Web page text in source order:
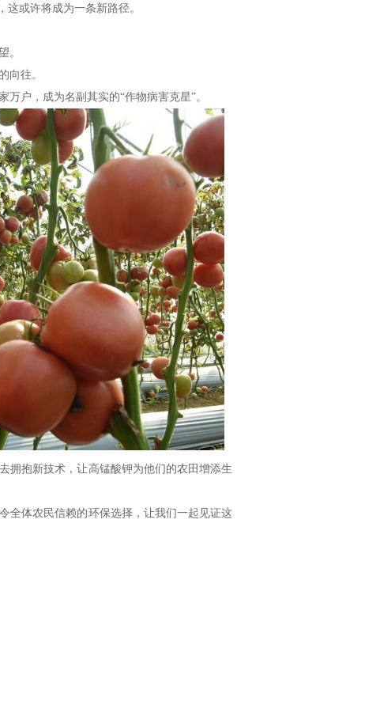
或许将成为一条新路径。
。
向往。
户，成为名副其实的“作物病害克星”。
拥抱新技术，让高锰酸钾为他们的农田增添生
全体农民信赖的环保选择，让我们一起见证这